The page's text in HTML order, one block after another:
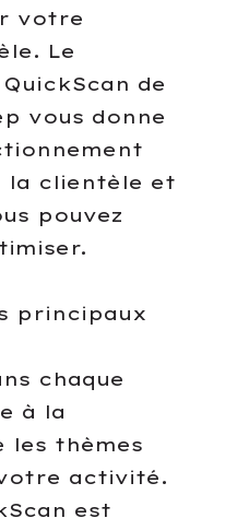
votre
Le
de
vous donne
la clientèle et
pouvez
principaux
chaque
à la
les thèmes
activité.
est